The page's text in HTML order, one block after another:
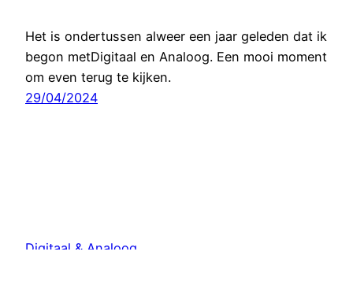
Het is ondertussen alweer een jaar geleden dat ik
begon metDigitaal en Analoog. Een mooi moment
om even terug te kijken.
29/04/2024
Digitaal & Analoog